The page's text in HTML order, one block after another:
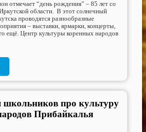
отмечает “день рождения” – 85 лет со
области. В этот солнечный
проводятся разнообразные
– выставки, ярмарки, концерты,
ещё. Центр культуры коренных народов
школьников про культуру
Прибайкалья